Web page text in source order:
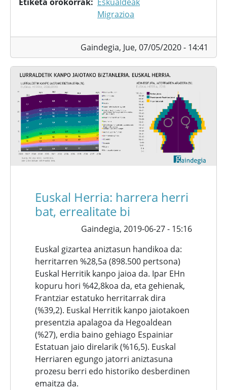
Migrazioa
Gaindegia, Jue, 07/05/2020 - 14:41
Euskal Herria: harrera herri
bat, errealitate bi
Gaindegia, 2019-06-27 - 15:16
Euskal gizartea aniztasun handikoa da:
herritarren %28,5a (898.500 pertsona)
Euskal Herritik kanpo jaioa da. Ipar EHn
kopuru hori %42,8koa da, eta gehienak,
Frantziar estatuko herritarrak dira
(%39,2). Euskal Herritik kanpo jaiotakoen
presentzia apalagoa da Hegoaldean
(%27), erdia baino gehiago Espainiar
Estatuan jaio direlarik (%16,5). Euskal
Herriaren egungo jatorri aniztasuna
prozesu berri edo historiko desberdinen
emaitza da.